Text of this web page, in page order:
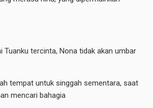
Tuanku tercinta, Nona tidak akan umbar
tempat untuk singgah sementara, saat
mencari bahagia